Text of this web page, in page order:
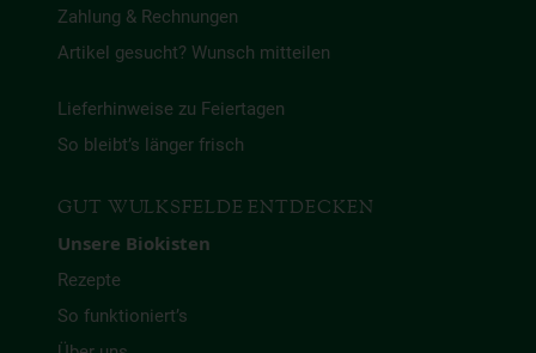
Zahlung & Rechnungen
Artikel gesucht? Wunsch mitteilen
Lieferhinweise zu Feiertagen
So bleibt’s länger frisch
GUT WULKSFELDE ENTDECKEN
Unsere Biokisten
Rezepte
So funktioniert’s